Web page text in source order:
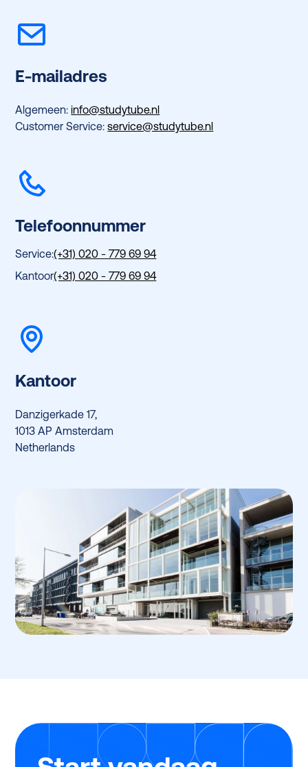
E-mailadres
Algemeen:info@studytube.nl
Customer Service:service@studytube.nl
Telefoonnummer
Service:(+31) 020 - 779 69 94
Kantoor(+31) 020 - 779 69 94
Kantoor
Danzigerkade 17,
1013 AP Amsterdam
Netherlands